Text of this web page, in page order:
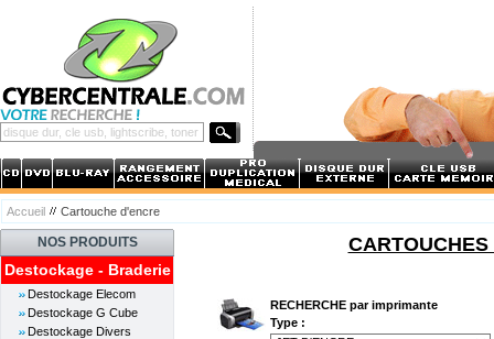
Accueil Cartouche d'encre
NOS PRODUITS
Destockage - Braderie
Destockage Elecom
Destockage G Cube
Destockage Divers
RECHERCHE par imprimante
Type :